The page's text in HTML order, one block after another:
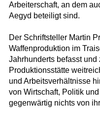
Arbeiterschaft, an dem
Aegyd beteiligt sind.
Der Schriftsteller Martin
Waffenproduktion im
Jahrhunderts befasst
Produktionsstätte
und Arbeitsverhältnisse
von Wirtschaft, Politik
gegenwärtig nichts von